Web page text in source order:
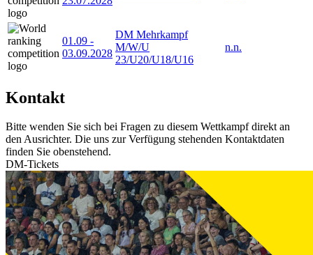
01.09 -
03.09.2028
DM Mehrkampf
M/W/U
23/U20/U18/U16
n.n.
Kontakt
Bitte wenden Sie sich bei Fragen zu diesem Wettkampf direkt an
den Ausrichter. Die uns zur Verfügung stehenden Kontaktdaten
finden Sie obenstehend.
DM-Tickets